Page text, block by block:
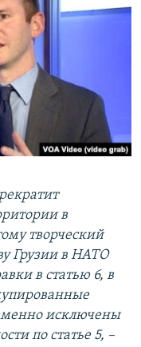
в
творческий
Грузии в НАТО
в статью 6, в
исключены
по статье 5, –